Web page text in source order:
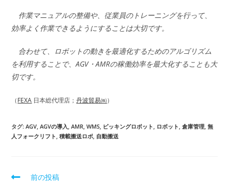
作業マニュアルの整備や、従業員のトレーニングを行って、
効率よく作業できるようにすることは大切です。
合わせて、ロボットの動きを最適化するためのアルゴリズム
を利用することで、AGV・AMRの稼働効率を最大化することも大
切です。
（FEXA 日本総代理店；丹波貿易㈱）
タグ:AGV, AGVの導入, AMR, WMS, ピッキングロボット, ロボット, 倉庫管理, 無
人フォークリフト, 積載搬送ロボ, 自動搬送
そ
前の投稿